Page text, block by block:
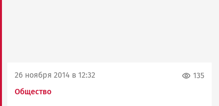
26 ноября 2014 в 12:32
Общество
135